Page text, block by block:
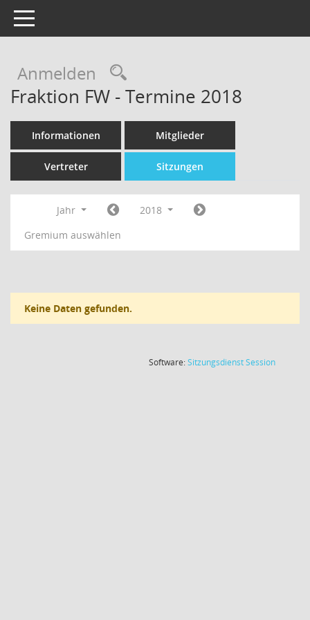
Toggle navigation
Anmelden Rechercheauswahl
Fraktion FW - Termine 2018
Informationen Mitglieder
Vertreter Sitzungen
Jahr
2018
Gremium auswählen
Keine Daten gefunden.
Software:SitzungsdienstSession(Wird in